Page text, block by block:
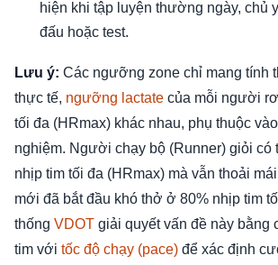
hiện khi tập luyện thường ngày, chủ
đấu hoặc test.
Lưu ý: Các ngưỡng zone chỉ mang tính
thực tế, ngưỡng lactate của mỗi người
tối đa (HRmax) khác nhau, phụ thuộc
nghiệm. Người chạy bộ (Runner) giỏi có
nhịp tim tối đa (HRmax) mà vẫn thoải
mới đã bắt đầu khó thở ở 80% nhịp tim
thống VDOT giải quyết vấn đề này bằng
tim với tốc độ chạy (pace) để xác định